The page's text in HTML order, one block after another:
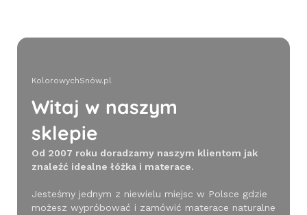
KolorowychSnów.pl
Witaj w naszym
sklepie
Od 2007 roku doradzamy naszym klientom jak
znaleźć idealne łóżka i materace.
Jesteśmy jednym z niewielu miejsc w Polsce gdzie
możesz wypróbować i zamówić materace naturalne